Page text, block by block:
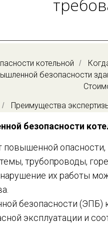
котельной /
безопасности
/ Преимущества
безопасности
повышенной
трубопроводы,
их работы
безопасности (ЭПБ)
эксплуатации и